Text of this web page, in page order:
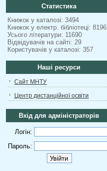
Статистика
Книжок у каталозі: 3494
Книжок у електр. бібліотеці: 8196
Усього літератури: 11690
Відвідувачів на сайті: 29
Користувачів у каталозі: 357
Наші ресурси
Сайт МНТУ
Центр дистанційної освіти
Вхід для адміністраторів
Логін:
Пароль: